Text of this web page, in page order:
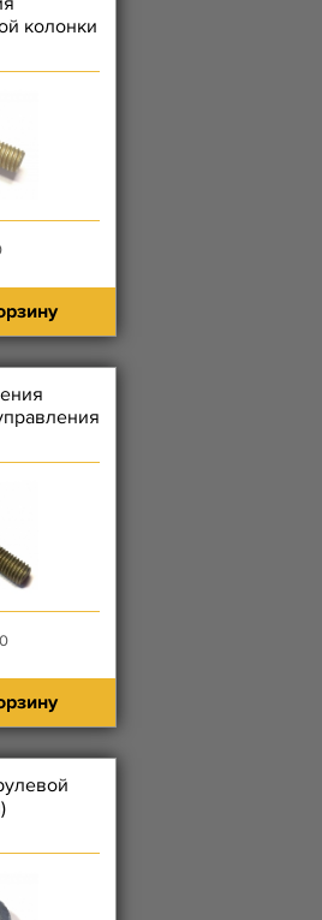
колонки